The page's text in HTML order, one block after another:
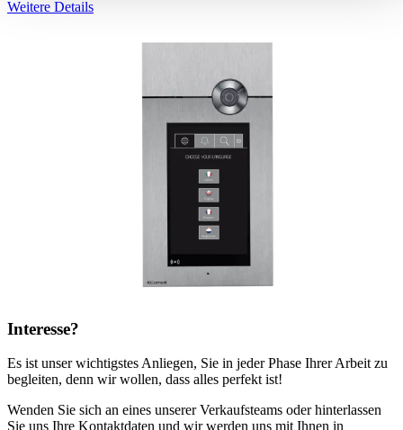
Weitere Details
Interesse?
Es ist unser wichtigstes Anliegen, Sie in jeder Phase Ihrer Arbeit zu
begleiten, denn wir wollen, dass alles perfekt ist!
Wenden Sie sich an eines unserer Verkaufsteams oder hinterlassen
Sie uns Ihre Kontaktdaten und wir werden uns mit Ihnen in